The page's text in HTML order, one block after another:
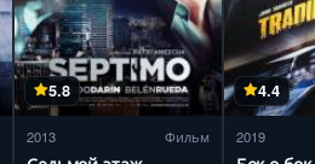
5.8
2013 Фильм
4.4
2019